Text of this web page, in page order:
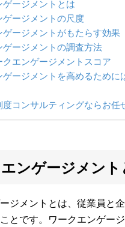
ゲージメントとは
ゲージメントの尺度
ゲージメントがもたらす効果
ゲージメントの調査方法
クエンゲージメントスコア
ゲージメントを高めるために
度コンサルティングならお任
ンゲージメント
ジメントとは、従業員と
とです。ワークエンゲー